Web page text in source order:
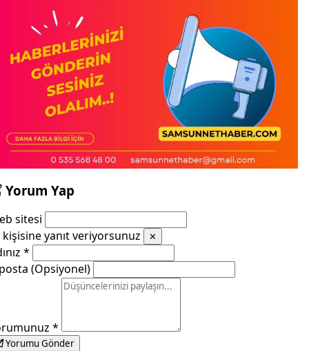
Yorum Yap
sitesi
kişisine yanıt veriyorsunuz
✕
*
(Opsiyonel)
*
Yorumu Gönder